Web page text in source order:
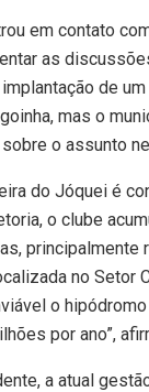
em contato
as
de um
mas o
o assunto
do Jóquei é
o clube
principalmente
no Setor
o
por ano”,
a atual